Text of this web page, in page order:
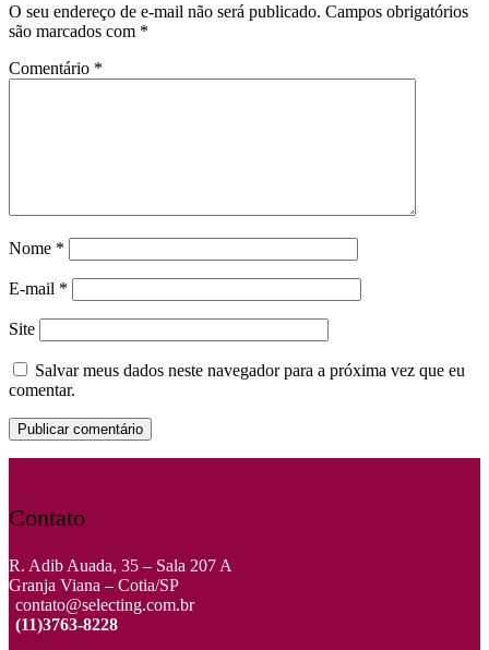
O seu endereço de e-mail não será publicado. Campos obrigatórios
são marcados com *
Comentário *
Nome *
E-mail *
Site
Salvar meus dados neste navegador para a próxima vez que eu
comentar.
Contato
R. Adib Auada, 35 – Sala 207 A
Granja Viana – Cotia/SP
contato@selecting.com.br
(11)3763-8228